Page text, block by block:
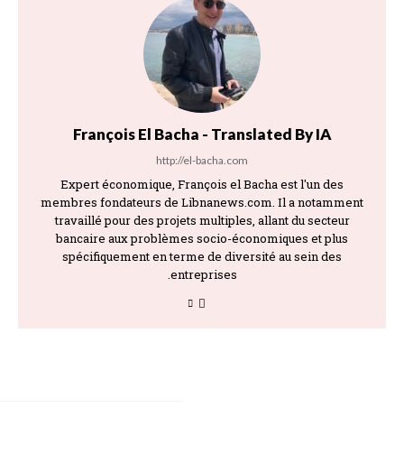
François El Bacha - Translated By IA
http://el-bacha.com
Expert économique, François el Bacha est l'un des
membres fondateurs de Libnanews.com. Il a notamment
travaillé pour des projets multiples, allant du secteur
bancaire aux problèmes socio-économiques et plus
spécifiquement en terme de diversité au sein des
entreprises.